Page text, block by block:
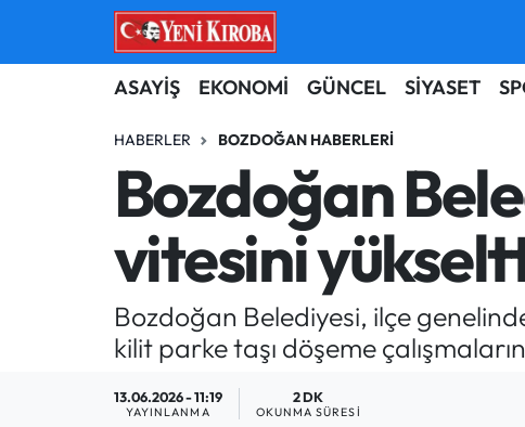
ASAYİŞ EKONOMİ GÜNCEL SİYASET
HABERLER BOZDOĞAN HABERLERI
Bozdoğan
vitesini
Bozdoğan Belediyesi, ilçe
kilit parke taşı döşeme
13.06.2026 - 11:19
YAYINLANMA
2 DK
OKUNMA SÜRESI
ASAYİŞ
BİLİM-TEKNOLOJİ
DÜNYA
EĞİTİM
EKONOMİ
GÜNCEL
Aydın Nöbetçi Eczaneler
Aydın Hava Durumu
Aydin Namaz Vakitleri
Aydın Trafik Yoğunluk Haritası
Süper Lig Puan Durumu ve Fikstür
Tüm Manşetler
Son Dakika Haberleri